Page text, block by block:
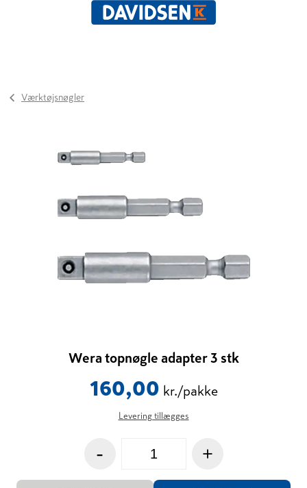
Værktøjsnøgler
Wera topnøgle adapter 3 stk
160,00 kr./pakke
Levering tillægges
- +